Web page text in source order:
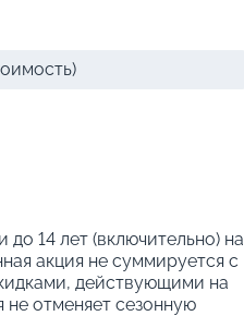
14 лет (включительно) на
акция не суммируется с
действующими на
отменяет сезонную